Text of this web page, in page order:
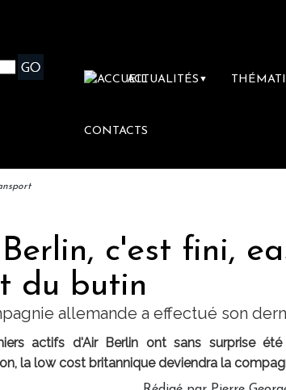
ACTUALITÉS ▼
CONTACTS
c'est fini,
du butin
allemande a effectué son
actifs d'Air Berlin ont sans surprise
la low cost britannique deviendra la